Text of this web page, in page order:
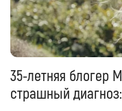
35-летняя блогер
страшный